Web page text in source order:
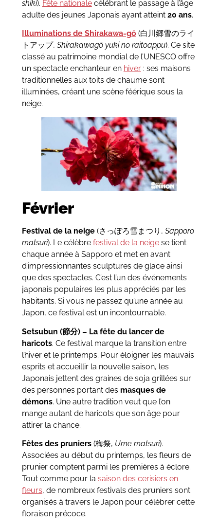
shiki). Fête nationalecélébrant le passage à l’âge
adulte des jeunes Japonais ayant atteint 20 ans.
Illuminations de Shirakawa-gō(白川郷雪のライ
トアップ, Shirakawagō yuki no raitoappu). Ce site
classé au patrimoine mondial de l’UNESCO offre
un spectacle enchanteur en hiver: ses maisons
traditionnelles aux toits de chaume sont
illuminées, créant une scène féérique sous la
neige.
Février
Festival de la neige (さっぽろ雪まつり, Sapporo
matsuri). Le célèbre festival de la neigese tient
chaque année à Sapporo et met en avant
d’impressionnantes sculptures de glace ainsi
que des spectacles. C’est l’un des événements
japonais populaires les plus appréciés par les
habitants. Si vous ne passez qu’une année au
Japon, ce festival est un incontournable.
Setsubun (節分) – La fête du lancer de
haricots. Ce festival marque la transition entre
l’hiver et le printemps. Pour éloigner les mauvais
esprits et accueillir la nouvelle saison, les
Japonais jettent des graines de soja grillées sur
des personnes portant des masques de
démons. Une autre tradition veut que l’on
mange autant de haricots que son âge pour
attirer la chance.
Fêtes des pruniers (梅祭, Ume matsuri).
Associées au début du printemps, les fleurs de
prunier comptent parmi les premières à éclore.
Tout comme pour la saison des cerisiers en
fleurs, de nombreux festivals des pruniers sont
organisés à travers le Japon pour célébrer cette
floraison précoce.